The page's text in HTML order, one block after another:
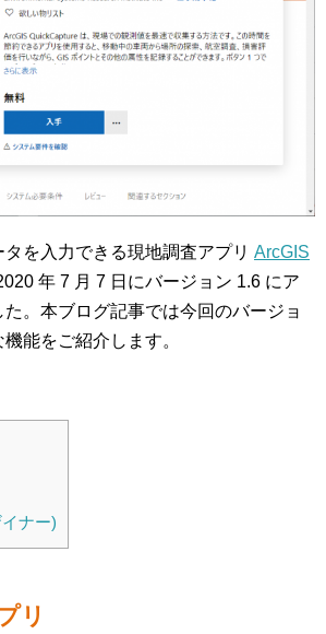
を入力できる現地調査アプリ ArcGIS
年 7 月 7 日にバージョン 1.6 にア
。本ブログ記事では今回のバージョ
能をご紹介します。
ナー)
リ